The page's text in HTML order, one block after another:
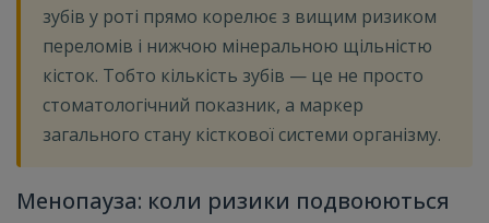
зубів у роті прямо корелює з вищим ризиком
переломів і нижчою мінеральною щільністю
кісток. Тобто кількість зубів — це не просто
стоматологічний показник, а маркер
загального стану кісткової системи організму.
Менопауза: коли ризики подвоюються